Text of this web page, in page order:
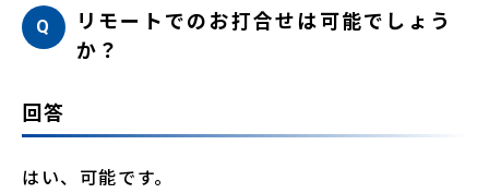
リモートでのお打合せは可能でしょう
か？
回答
はい、可能です。